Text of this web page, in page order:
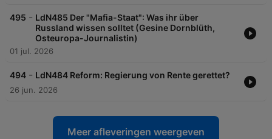
495 - LdN485 Der "Mafia-Staat": Was ihr über
Russland wissen solltet (Gesine Dornblüth,
Osteuropa-Journalistin)
01 jul. 2026
494 - LdN484 Reform: Regierung von Rente gerettet?
26 jun. 2026
Meer afleveringen weergeven